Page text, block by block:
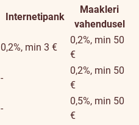
Internetipank
Maakleri
vahendusel
0,2%, min 3 €
0,2%, min 50
€
-
0,2%, min 50
€
-
0,5%, min 50
€